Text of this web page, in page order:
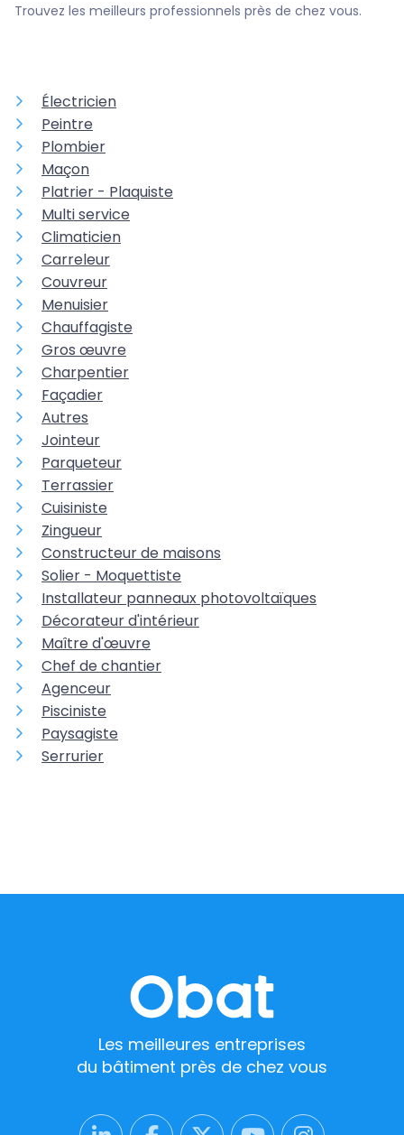
Trouvez les meilleurs professionnels près de chez vous.
Électricien
Peintre
Plombier
Maçon
Platrier - Plaquiste
Multi service
Climaticien
Carreleur
Couvreur
Menuisier
Chauffagiste
Gros œuvre
Charpentier
Façadier
Autres
Jointeur
Parqueteur
Terrassier
Cuisiniste
Zingueur
Constructeur de maisons
Solier - Moquettiste
Installateur panneaux photovoltaïques
Décorateur d'intérieur
Maître d'œuvre
Chef de chantier
Agenceur
Pisciniste
Paysagiste
Serrurier
Les meilleures entreprises
du bâtiment près de chez vous